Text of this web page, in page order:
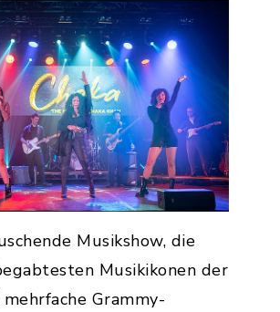
Musikshow, die
Musikikonen der
Grammy-